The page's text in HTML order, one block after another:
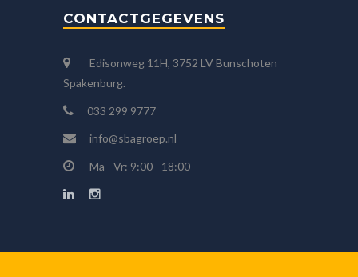
CONTACTGEGEVENS
Edisonweg 11H, 3752 LV Bunschoten
Spakenburg.
033 299 9777
info@sbagroep.nl
Ma - Vr: 9:00 - 18:00